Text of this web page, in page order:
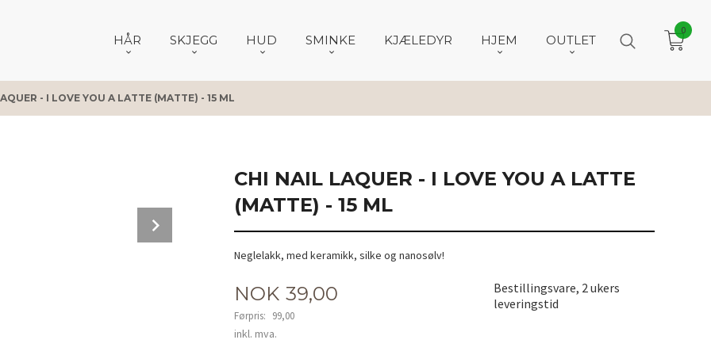
HÅR SKJEGG HUD SMINKE KJÆLEDYR HJEM OUTLET
0
- I LOVE YOU A LATTE (MATTE) - 15 ML
CHI NAIL LAQUER - I LOVE YOU A LATTE
(MATTE) - 15 ML
Neglelakk, med keramikk, silke og nanosølv!
Tilbud
NOK 39,00
Førpris: 99,00
Rabatt
inkl. mva.
Bestillingsvare, 2 ukers
leveringstid